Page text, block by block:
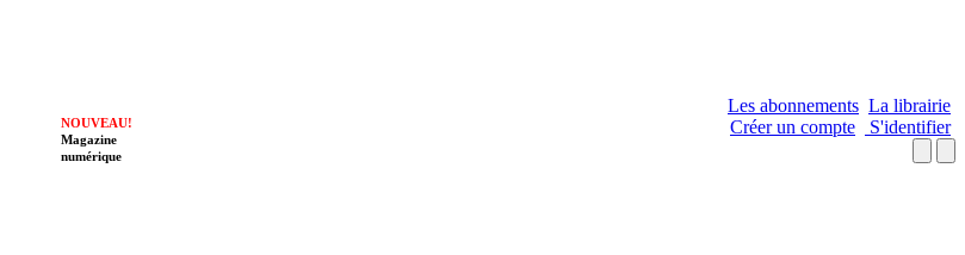
Les abonnements La librairie
Créer un compte
S'identifier
NOUVEAU!
Magazine
numérique